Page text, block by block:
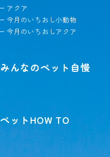
アクア
今月のいちおし小動物
今月のいちおしアクア
みんなのペット自慢
ペットHOW TO